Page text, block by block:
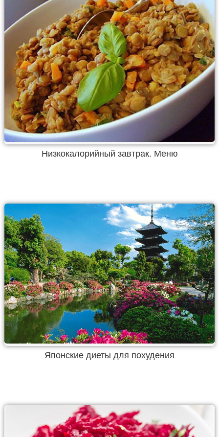
Низкокалорийный завтрак. Меню
Японские диеты для похудения